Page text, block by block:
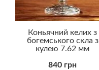
Коньячний келих з
богемського скла з
кулею 7.62 мм
840 грн